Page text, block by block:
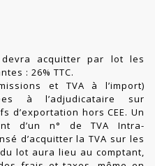
devra acquitter par lot les
: 26% TTC.
et TVA à l’import)
à l’adjudicataire sur
d’exportation hors CEE. Un
d’un n° de TVA Intra-
d’acquitter la TVA sur les
lot aura lieu au comptant,